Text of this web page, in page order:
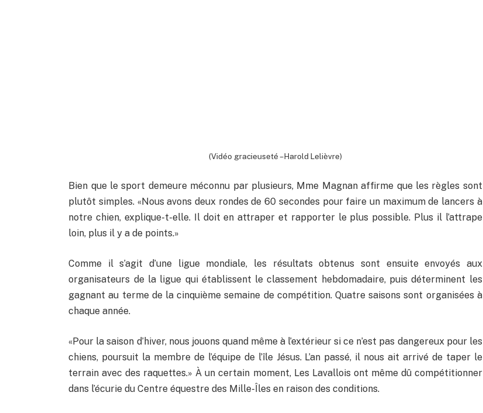
(Vidéo gracieuseté – Harold Lelièvre)
Bien que le sport demeure méconnu par plusieurs, Mme Magnan affirme que les règles sont
plutôt simples. «Nous avons deux rondes de 60 secondes pour faire un maximum de lancers à
notre chien, explique-t-elle. Il doit en attraper et rapporter le plus possible. Plus il l’attrape
loin, plus il y a de points.»
Comme il s’agit d’une ligue mondiale, les résultats obtenus sont ensuite envoyés aux
organisateurs de la ligue qui établissent le classement hebdomadaire, puis déterminent les
gagnant au terme de la cinquième semaine de compétition. Quatre saisons sont organisées à
chaque année.
«Pour la saison d’hiver, nous jouons quand même à l’extérieur si ce n’est pas dangereux pour les
chiens, poursuit la membre de l’équipe de l’île Jésus. L’an passé, il nous ait arrivé de taper le
terrain avec des raquettes.» À un certain moment, Les Lavallois ont même dû compétitionner
dans l’écurie du Centre équestre des Mille-Îles en raison des conditions.